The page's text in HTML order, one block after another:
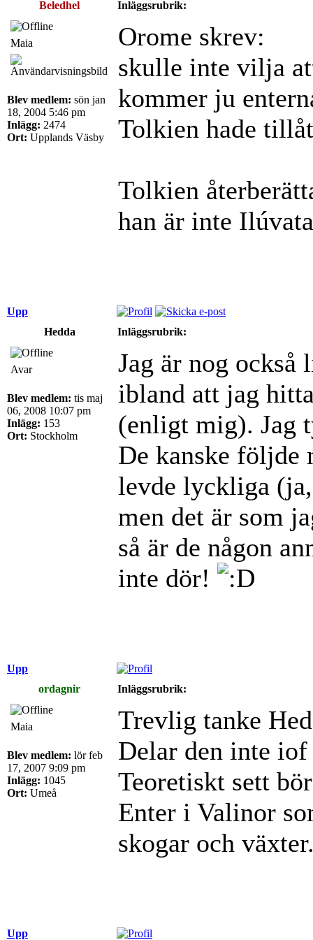
Beledhel Inläggsrubrik:
Maia
Blev medlem: sön jan
18, 2004 5:46 pm
Inlägg: 2474
Ort: Upplands Väsby
Orome skrev:
skulle inte vilja
kommer ju
Tolkien hade
Tolkien
han är inte
Upp
Hedda
Inläggsrubrik:
Avar
Blev medlem: tis maj
06, 2008 10:07 pm
Inlägg: 153
Ort: Stockholm
Jag är nog också
ibland att jag
(enligt mig). Jag
De kanske följde
levde lyckliga
men det är som
så är de någon
inte dör!
Upp
ordagnir
Inläggsrubrik:
Maia
Blev medlem: lör feb
17, 2007 9:09 pm
Inlägg: 1045
Ort: Umeå
Trevlig tanke
Delar den inte
Teoretiskt sett
Enter i Valinor
skogar och
Upp